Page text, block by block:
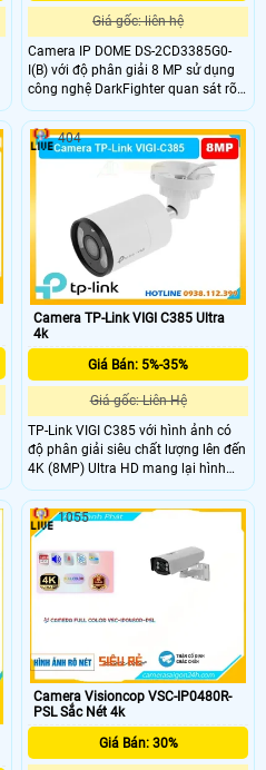
Giá gốc: liên hệ
Camera IP DOME DS-2CD3385G0-
I(B) với độ phân giải 8 MP sử dụng
công nghệ DarkFighter quan sát rõ
ràng ngay cả trong điều kiện ánh
sáng yếu,hồng ngoại (IR) thông
minh 40m cho phép giám sát liên
tục 24/7 trong bóng tối hoàn
toàn,đạt chuẩn IP67.Hỗ trợ thẻ nhớ
SD 128GB rất tiện lợi cho các khu
vực giám sát.
Camera TP-Link VIGI C385 Ultra
4k
Giá Bán: 5%-35%
Giá gốc: Liên Hệ
TP-Link VIGI C385 với hình ảnh có
độ phân giải siêu chất lượng lên đến
4K (8MP) Ultra HD mang lại hình
ảnh sắc nét ngày cũng như đêm.
Camera cũng được trang bị công
nghệ AI thông minh với khả năng
phân loại người và phương tiện giúp
hạn chế hiện tượng báo động ảo.
404
Camera Visioncop VSC-IP0480R-
PSL Sắc Nét 4k
Giá Bán: 30%
1055